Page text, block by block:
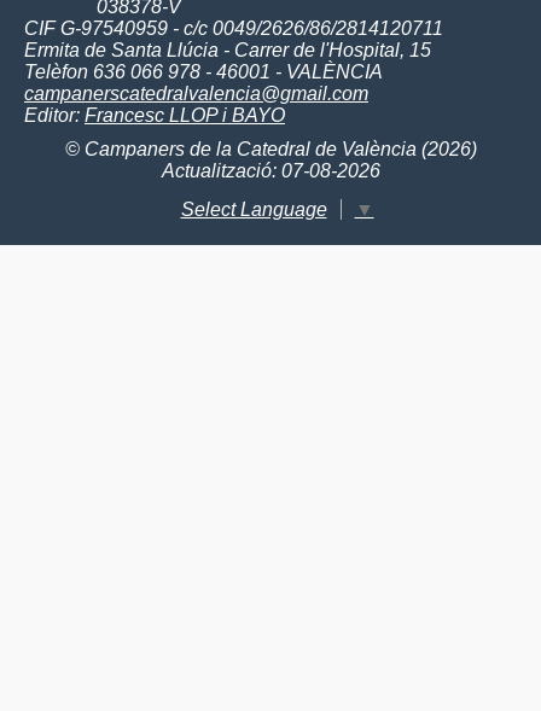
038378-V
CIF G-97540959 - c/c 0049/2626/86/2814120711
Ermita de Santa Llúcia - Carrer de l'Hospital, 15
Telèfon 636 066 978 - 46001 - VALÈNCIA
campanerscatedralvalencia@gmail.com
Editor: Francesc LLOP i BAYO
© Campaners de la Catedral de València (2026)
Actualització: 07-08-2026
Select Language
▼